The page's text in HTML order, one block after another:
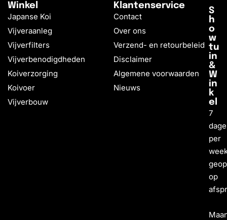
Winkel
Japanse Koi
Vijveraanleg
Vijverfilters
Vijverbenodigdheden
Koiverzorging
Koivoer
Vijverbouw
Klantenservice
Contact
Over ons
Verzend- en retourbeleid
Disclaimer
Algemene voorwaarden
Nieuws
S
h
o
w
tu
in
&
W
in
k
el
7
per
op